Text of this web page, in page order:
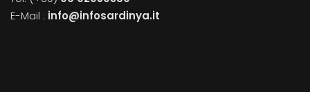
E-Mail : info@infosardinya.it